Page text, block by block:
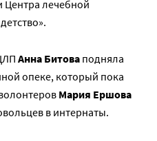
лечебной
Анна Битова подняла
опеке, который пока
Мария Ершова
в интернаты.